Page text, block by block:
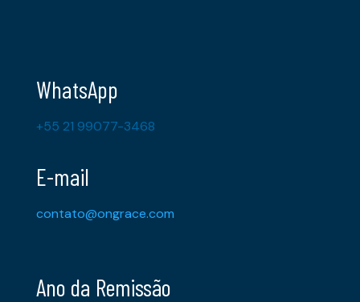
WhatsApp
+55 21 99077-3468
E-mail
contato@ongrace.com
Ano da Remissão